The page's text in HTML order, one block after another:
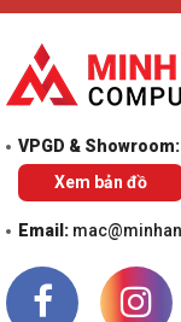
VPGD & Showroom:
Xem bản đồ
Email: